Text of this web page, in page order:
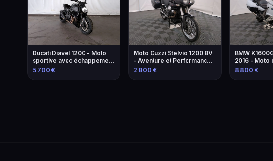
Ducati Diavel 1200 - Moto
sportive avec échappement
modifié
5 700 €
Moto Guzzi Stelvio 1200 8V
- Aventure et Performance -
2013
2 800 €
BMW
2016 - Moto
avec
8 800 €